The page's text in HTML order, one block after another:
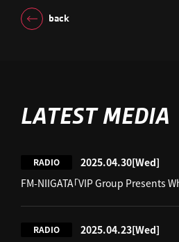
back
LATEST MEDIA
RADIO 2025.04.30[Wed]
FM-NIIGATA「VIP Group Presents
RADIO 2025.04.23[Wed]